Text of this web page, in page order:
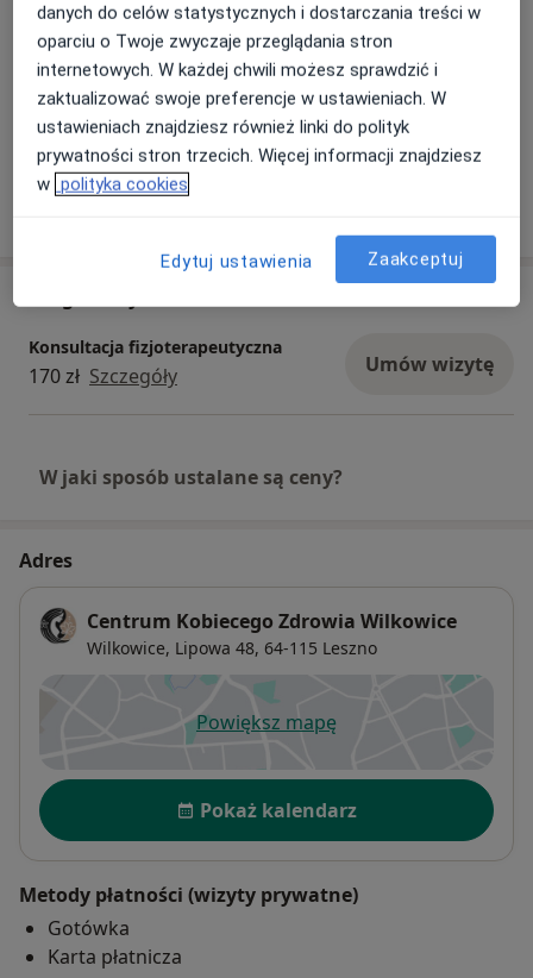
Zobacz galerię (5)
Konsultacja fizjoterapeutyczna
170 zł Szczegóły Umów wizytę
W jaki sposób ustalane są ceny?
Adres
Centrum Kobiecego Zdrowia Wilkowice
Wilkowice, Lipowa 48, 64-115 Leszno
Powiększ mapęotwiera się w nowej karcie
Dostępność
Pokaż kalendarz
Metody płatności (wizyty prywatne)
Gotówka
Karta płatnicza
danych do celów statystycznych i dostarczania treści w
oparciu o Twoje zwyczaje przeglądania stron
internetowych. W każdej chwili możesz sprawdzić i
zaktualizować swoje preferencje w ustawieniach. W
ustawieniach znajdziesz również linki do polityk
prywatności stron trzecich. Więcej informacji znajdziesz
w polityka cookies
Edytuj ustawienia Zaakceptuj